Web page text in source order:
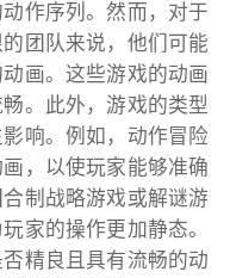
作序列。然而，对于
团队来说，他们可能
画。这些游戏的动画
。此外，游戏的类型
响。例如，动作冒险
，以使玩家能够准确
制战略游戏或解谜游
家的操作更加静态。
精良且具有流畅的动